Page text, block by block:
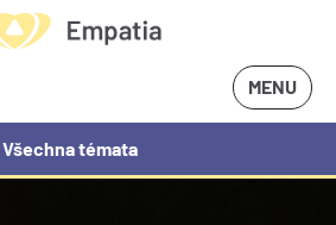
MENU
Všechna témata